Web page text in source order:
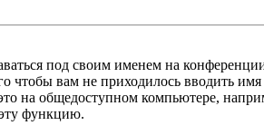
под своим именем на
чтобы вам не приходилось вводить
на общедоступном компьютере,
эту функцию.